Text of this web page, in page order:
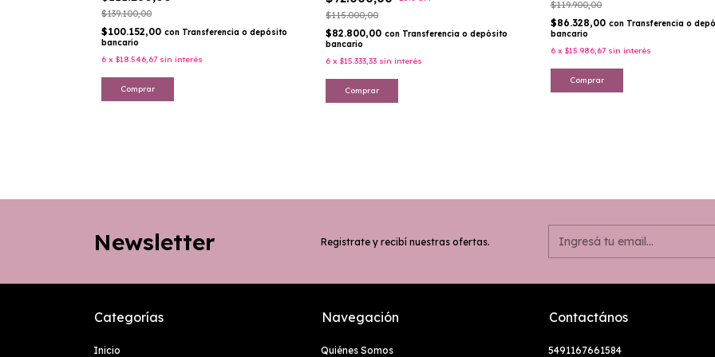
$139.100,00
$100.152,00 con Transferencia o depósito
bancario
6 x $18.546,67 sin interés
Comprar
$115.000,00
$82.800,00con Transferencia o depósito
bancario
6 x$15.333,33 sin interés
Comprar
$119.900,00
$86.328,00 con Transferencia o
bancario
6 x $15.986,67 sin interés
Comprar
Newsletter Registrate y recibí nuestras ofertas.
Categorías
Inicio
Navegación
Quiénes Somos
Contactános
5491167661584